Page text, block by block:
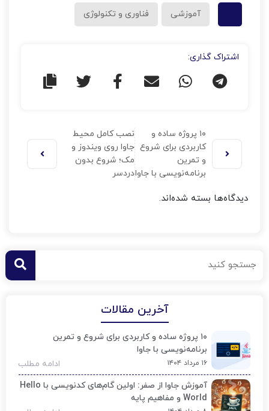
آخرین مقالات
۱۰ پروژه ساده و کاربردی برای شروع و تمرین
برنامه‌نویسی با جاوا
۱۶ مرداد ۱۴۰۴
ادامه مطلب
آموزش جاوا از صفر: اولین گام‌های کدنویسی با Hello
World و مفاهیم پایه
آموزشی فناوری و تکنولوژی
اشتراک گذاری:
۱۰ پروژه ساده و
کاربردی برای شروع
و تمرین
برنامه‌نویسی با جاوا
نصب کامل محیط
جاوا روی ویندوز و
مک؛ شروع بدون
دردسر
دیدگاه‌ها بسته شده‌اند.